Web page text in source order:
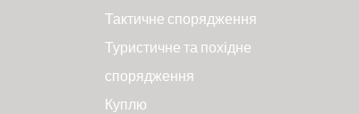
Тактичне спорядження
Туристичне та похідне
спорядження
Куплю